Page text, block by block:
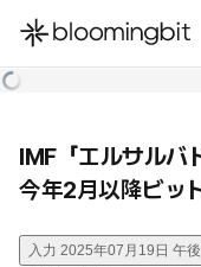
한국어
IMF「エルサルバ
今年2月以降ビッ
入力 2025年07月19日 午